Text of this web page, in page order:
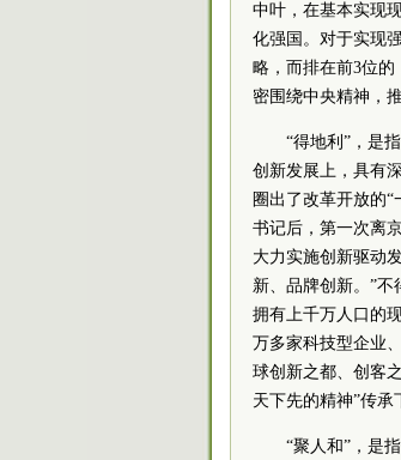
中叶，在基本实现
化强国。对于实现
略，而排在前3位的
密围绕中央精神，
“得地利”，是
创新发展上，具有
圈出了改革开放的
书记后，第一次离
大力实施创新驱动
新、品牌创新。”
拥有上千万人口的
万多家科技型企业
球创新之都、创客
天下先的精神”传承
“聚人和”，是